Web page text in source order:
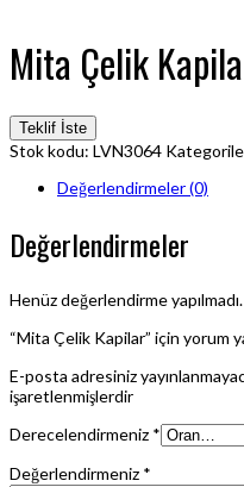
Mita Çelik
Teklif İste
Stok kodu: LVN3064
Değerlendirmeler (0)
Değerlendirmeler
Henüz değerlendirme yapılmadı.
“Mita Çelik Kapilar” için yorum
E-posta adresiniz
işaretlenmişlerdir
Derecelendirmeniz *
Değerlendirmeniz *